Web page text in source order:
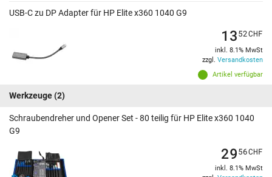
USB-C zu DP Adapter für HP Elite x360 1040 G9
Artikel verfügbar
1352CHF
inkl. 8.1% MwSt
zzgl. Versandkosten
Werkzeuge(2)
Schraubendreher und Opener Set - 80 teilig für HP Elite x360 1040
G9
2956CHF
inkl. 8.1% MwSt